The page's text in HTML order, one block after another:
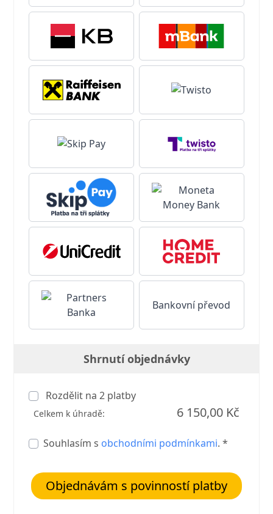
Bankovní převod
Shrnutí objednávky
Rozdělit na2 platby
Celkem k úhradě: 6 150,00 Kč
Souhlasím s obchodními podmínkami. *
Objednávám s povinností platby